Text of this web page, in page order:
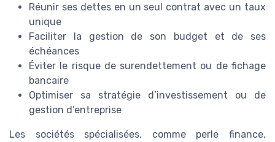
Réunir ses dettes en un seul contrat avec un taux
unique
Faciliter la gestion de son budget et de ses
échéances
Éviter le risque de surendettement ou de fichage
bancaire
Optimiser sa stratégie d’investissement ou de
gestion d’entreprise
Les sociétés spécialisées, comme perle finance,